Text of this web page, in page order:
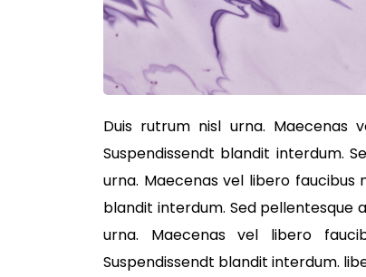
Duis rutrum nisl urna. Maecenas
Suspendissendt blandit interdum.
urna. Maecenas vel libero faucibus
blandit interdum. Sed
urna. Maecenas vel libero
Suspendissendt blandit interdum.